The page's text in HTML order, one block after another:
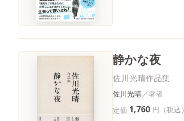
静かな夜
佐川光晴作品集
佐川光晴
定価 1,760 円（税込）